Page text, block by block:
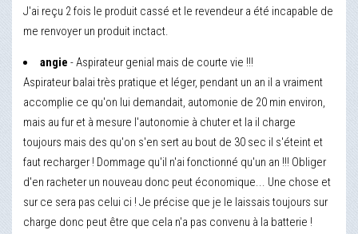
J'ai reçu 2 fois le produit cassé et le revendeur a été incapable de
me renvoyer un produit inctact.
angie - Aspirateur genial mais de courte vie !!!
Aspirateur balai très pratique et léger, pendant un an il a vraiment
accomplie ce qu'on lui demandait, automonie de 20 min environ,
mais au fur et à mesure l'autonomie à chuter et la il charge
toujours mais des qu'on s'en sert au bout de 30 sec il s'éteint et
faut recharger ! Dommage qu'il n'ai fonctionné qu'un an !!! Obliger
d'en racheter un nouveau donc peut économique... Une chose et
sur ce sera pas celui ci ! Je précise que je le laissais toujours sur
charge donc peut être que cela n'a pas convenu à la batterie !